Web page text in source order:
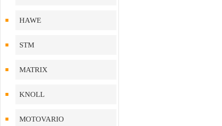
HAWE
STM
MATRIX
KNOLL
MOTOVARIO